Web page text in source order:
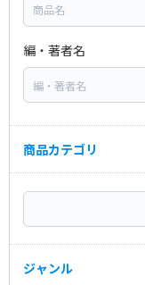
編・著者名
商品カテゴリ
ジャンル